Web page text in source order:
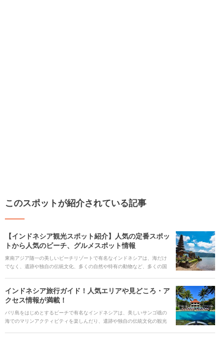
このスポットが紹介されている記事
【インドネシア観光スポット紹介】人気の定番スポッ
トから人気のビーチ、グルメスポット情報
東南アジア随一の美しいビーチリゾートで有名なインドネシアは、海だけ
でなく、遺跡や独自の伝統文化、多くの自然や特有の動物など、多くの国
観光スポット、おすすめホテル、インドネシア料理を堪能できるレストラ
ンなど、旅行に役立つ情報をご紹介します。
インドネシア旅行ガイド！人気エリアや見どころ・ア
クセス情報が満載！
バリ島をはじめとするビーチで有名なインドネシアは、美しいサンゴ礁の
海でのマリンアクティビティを楽しんだり、遺跡や独自の伝統文化の観光